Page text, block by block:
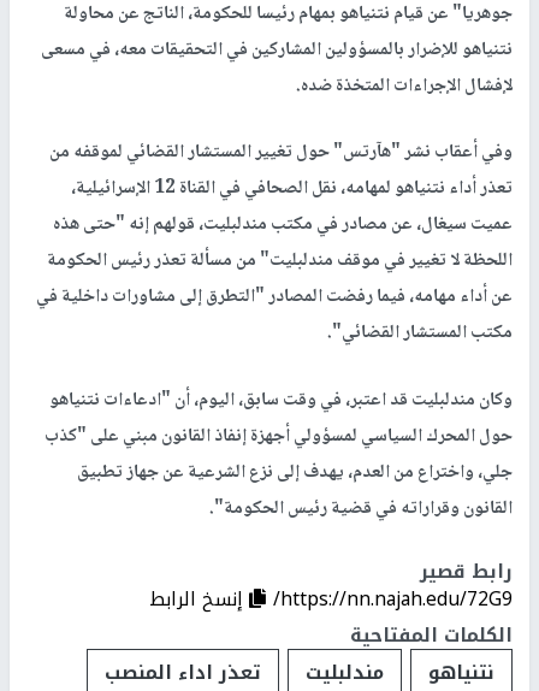
جوهريا" عن قيام نتنياهو بمهام رئيسا للحكومة، الناتج عن محاولة
نتنياهو للإضرار بالمسؤولين المشاركين في التحقيقات معه، في مسعى
لإفشال الإجراءات المتخذة ضده.
وفي أعقاب نشر "هآرتس" حول تغيير المستشار القضائي لموقفه من
تعذر أداء نتنياهو لمهامه، نقل الصحافي في القناة 12 الإسرائيلية،
عميت سيغال، عن مصادر في مكتب مندلبليت، قولهم إنه "حتى هذه
اللحظة لا تغيير في موقف مندلبليت" من مسألة تعذر رئيس الحكومة
عن أداء مهامه، فيما رفضت المصادر "التطرق إلى مشاورات داخلية في
مكتب المستشار القضائي".
وكان مندلبليت قد اعتبر، في وقت سابق، اليوم، أن "ادعاءات نتنياهو
حول المحرك السياسي لمسؤولي أجهزة إنفاذ القانون مبني على "كذب
جلي، واختراع من العدم، يهدف إلى نزع الشرعية عن جهاز تطبيق
القانون وقراراته في قضية رئيس الحكومة".
رابط قصير
https://nn.najah.edu/72G9/
إنسخ الرابط
الكلمات المفتاحية
نتنياهو
مندلبليت تعذر اداء المنصب